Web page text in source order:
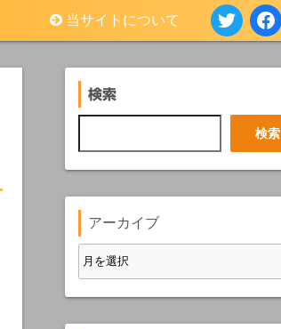
当サイトについて
検索
索
検索
アーカイブ